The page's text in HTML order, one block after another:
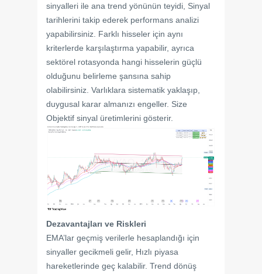
sinyalleri ile ana trend yönünün teyidi, Sinyal
tarihlerini takip ederek performans analizi
yapabilirsiniz. Farklı hisseler için aynı
kriterlerde karşılaştırma yapabilir, ayrıca
sektörel rotasyonda hangi hisselerin güçlü
olduğunu belirleme şansına sahip
olabilirsiniz. Varlıklara sistematik yaklaşıp,
duygusal karar almanızı engeller. Size
Objektif sinyal üretimlerini gösterir.
Dezavantajları ve Riskleri
EMA’lar geçmiş verilerle hesaplandığı için
sinyaller gecikmeli gelir, Hızlı piyasa
hareketlerinde geç kalabilir. Trend dönüş